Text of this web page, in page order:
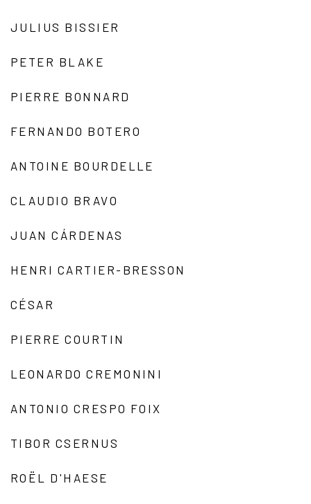
JULIUS BISSIER
PETER BLAKE
PIERRE BONNARD
FERNANDO BOTERO
ANTOINE BOURDELLE
CLAUDIO BRAVO
JUAN CÁRDENAS
HENRI CARTIER-BRESSON
CÉSAR
PIERRE COURTIN
LEONARDO CREMONINI
ANTONIO CRESPO FOIX
TIBOR CSERNUS
ROËL D'HAESE